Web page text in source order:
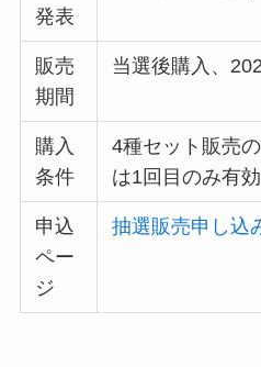
発表
販売
期間
当選後購入、
購入
条件
4種セット販売
は1回目のみ有
申込
ペー
ジ
抽選販売申し込